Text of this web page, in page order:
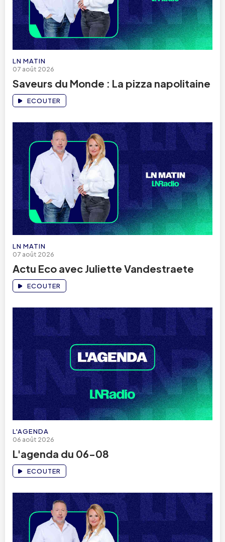
LN MATIN
07 août 2026
Saveurs du Monde : La pizza napolitaine
ECOUTER
LN MATIN
07 août 2026
Actu Eco avec Juliette Vandestraete
ECOUTER
L'AGENDA
06 août 2026
L'agenda du 06-08
ECOUTER